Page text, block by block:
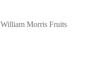
William Morris Fruits